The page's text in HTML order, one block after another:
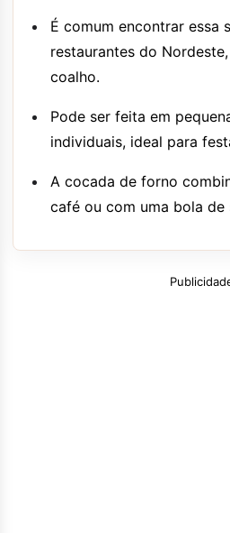
É comum encontrar essa
restaurantes do
coalho.
Pode ser feita em
individuais, ideal para
A cocada de forno
café ou com uma bola de